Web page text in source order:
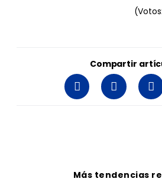
(Votos:
Compartir
Más tendencias